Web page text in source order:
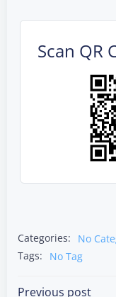
Scan QR
Categories:
No
Tags:
No Tag
Previous post